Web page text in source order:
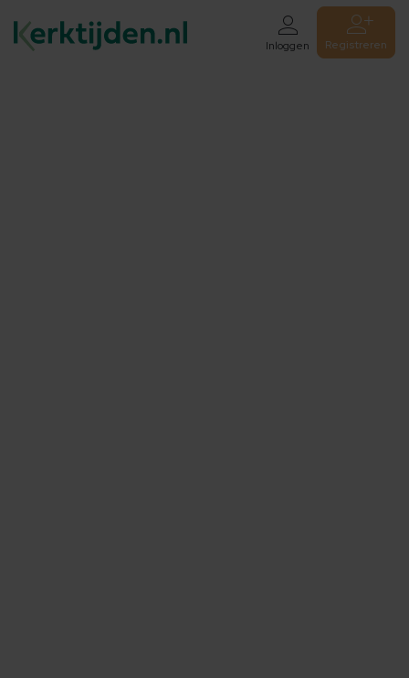
Inloggen Registreren